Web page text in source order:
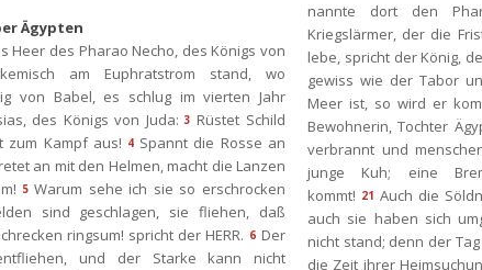
Ägypten
Heer des Pharao Necho, des Königs von
am Euphratstrom stand, wo
von Babel, es schlug im vierten Jahr
des Königs von Juda: 3 Rüstet Schild
zum Kampf aus! 4 Spannt die Rosse an
an mit den Helmen, macht die Lanzen
5 Warum sehe ich sie so erschrocken
sind geschlagen, sie fliehen, daß
ringsum! spricht der HERR. 6 Der
und der Starke kann nicht
nannte dort den
Kriegslärmer, der die
lebe, spricht der König,
gewiss wie der Tabor
Meer ist, so wird er
Bewohnerin, Tochter
verbrannt und
junge Kuh; eine
kommt! 21 Auch die
auch sie haben sich
nicht stand; denn der
die Zeit ihrer